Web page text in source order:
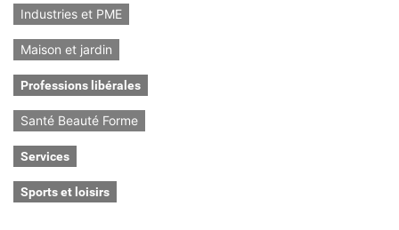
Industries et PME
Maison et jardin
Professions libérales
Santé Beauté Forme
Services
Sports et loisirs